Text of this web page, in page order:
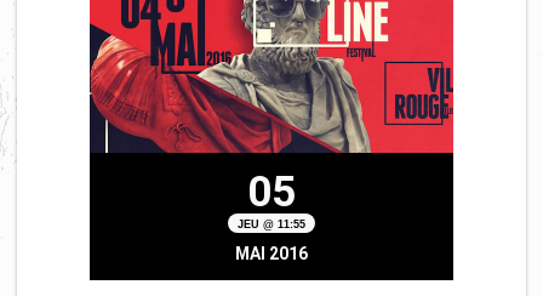
05
JEU @ 11:55
MAI 2016